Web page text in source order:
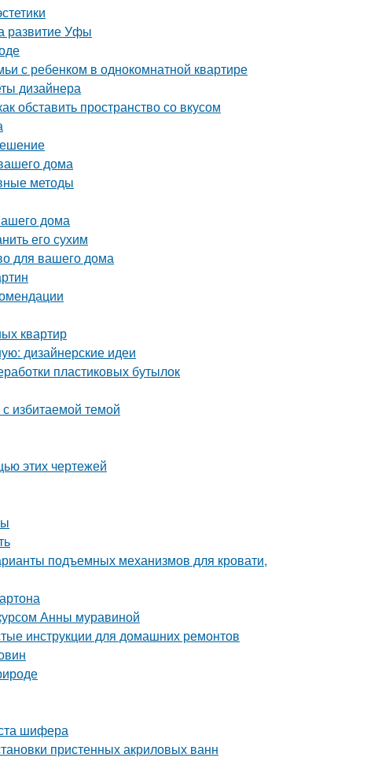
развитие Уфы
с ребенком в однокомнатной квартире
дизайнера
обставить пространство со вкусом
дома
методы
дома
его сухим
для вашего дома
квартир
дизайнерские идеи
пластиковых бутылок
избитаемой темой
этих чертежей
подъемных механизмов для кровати,
Анны муравиной
инструкции для домашних ремонтов
шифера
пристенных акриловых ванн